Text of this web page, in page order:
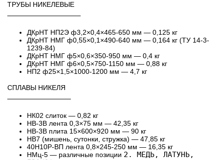
ТРУБЫ НИКЕЛЕВЫЕ
───────────────
ДКрНТ НП2Э ф3,2×0,4×465-650 мм — 0,125 кг
ДКрНТ НМГ ф0,55×0,1×490-640 мм — 0,164 кг (ТУ 14-3-
1239-84)
ДКрНТ НМГ ф5×0,6×350-950 мм — 0,4 кг
ДКрНТ НМГ ф6×0,5×750-1150 мм — 0,88 кг
НП2 ф25×1,5×1000-1200 мм — 4,7 кг
СПЛАВЫ НИКЕЛЯ
─────────────
НК02 слиток — 0,82 кг
НВ-3В лента 0,3×75 мм — 42,35 кг
НВ-3В плита 15×600×920 мм — 90 кг
НВ7 (мишень, сутонки, стружка) — 47,85 кг
40Н10Р-ВП лента 0,8×245-250 мм — 16,35 кг
НМц-5 — различные позиции 2. МЕДЬ, ЛАТУНЬ,